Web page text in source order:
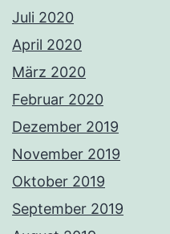
Juli 2020
April 2020
März 2020
Februar 2020
Dezember 2019
November 2019
Oktober 2019
September 2019